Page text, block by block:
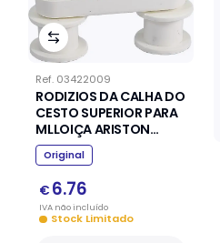
Ref. 03422009
RODIZIOS DA CALHA DO
CESTO SUPERIOR PARA
MLLOIÇA ARISTON
INDESIT
Original
€ 6.76
IVA nãoincluído
Stock Limitado